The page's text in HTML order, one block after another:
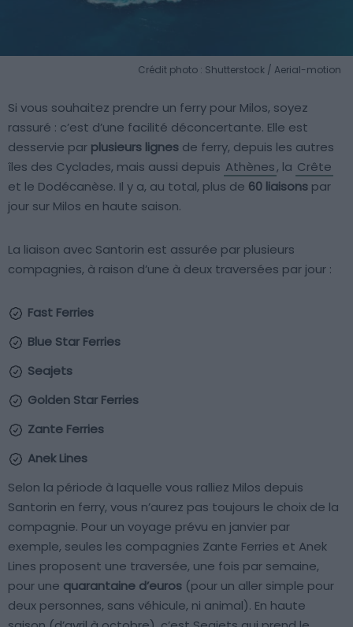
Crédit photo : Shutterstock / Aerial-motion
Si vous souhaitez prendre un ferry pour Milos, soyez
rassuré : c’est d’une facilité déconcertante. Elle est
desservie par plusieurs lignes de ferry, depuis les autres
îles des Cyclades, mais aussi depuis Athènes, la Crête
et le Dodécanèse. Il y a, au total, plus de 60 liaisons par
jour sur Milos en haute saison.
La liaison avec Santorin est assurée par plusieurs
compagnies, à raison d’une à deux traversées par jour :
Fast Ferries
Blue Star Ferries
Seajets
Golden Star Ferries
Zante Ferries
Anek Lines
Selon la période à laquelle vous ralliez Milos depuis
Santorin en ferry, vous n’aurez pas toujours le choix de la
compagnie. Pour un voyage prévu en janvier par
exemple, seules les compagnies Zante Ferries et Anek
Lines proposent une traversée, une fois par semaine,
pour une quarantaine d’euros (pour un aller simple pour
deux personnes, sans véhicule, ni animal). En haute